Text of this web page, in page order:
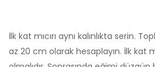
İlk kat mıcırı aynı kalınlıkta serin.
az 20 cm olarak hesaplayın. İlk kat